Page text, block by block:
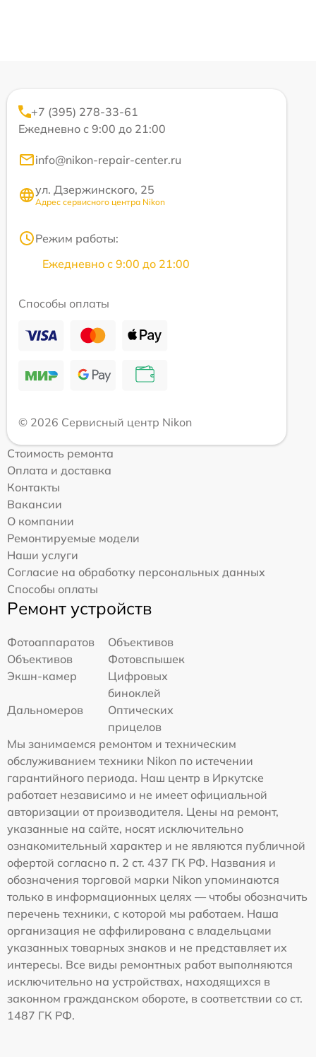
+7 (395) 278-33-61
Ежедневно с 9:00 до 21:00
info@nikon-repair-center.ru
ул. Дзержинского, 25
Адрес сервисного центра Nikon
Режим работы:
Ежедневно с 9:00 до 21:00
Способы оплаты
© 2026 Сервисный центр Nikon
Стоимость ремонта
Оплата и доставка
Контакты
Вакансии
О компании
Ремонтируемые модели
Наши услуги
Согласие на обработку персональных данных
Способы оплаты
Ремонт устройств
Фотоаппаратов
Объективов
Объективов
Фотовспышек
Экшн-камер
Цифровых
биноклей
Дальномеров
Оптических
прицелов
Мы занимаемся ремонтом и техническим
обслуживанием техники Nikon по истечении
гарантийного периода. Наш центр в Иркутске
работает независимо и не имеет официальной
авторизации от производителя. Цены на ремонт,
указанные на сайте, носят исключительно
ознакомительный характер и не являются публичной
офертой согласно п. 2 ст. 437 ГК РФ. Названия и
обозначения торговой марки Nikon упоминаются
только в информационных целях — чтобы обозначить
перечень техники, с которой мы работаем. Наша
организация не аффилирована с владельцами
указанных товарных знаков и не представляет их
интересы. Все виды ремонтных работ выполняются
исключительно на устройствах, находящихся в
законном гражданском обороте, в соответствии со ст.
1487 ГК РФ.